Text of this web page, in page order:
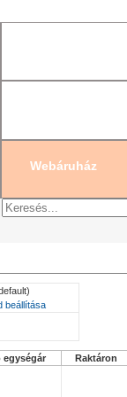
Webáruház
beállítása
egységár Raktáron